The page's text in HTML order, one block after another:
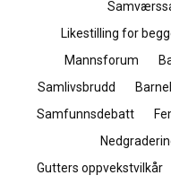
Likestilling for
Mannsforum
Samlivsbrudd
Samfunnsdebatt
Gutters oppvekstvilkår